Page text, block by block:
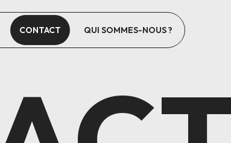
CONTACT QUI SOMMES-NOUS ?